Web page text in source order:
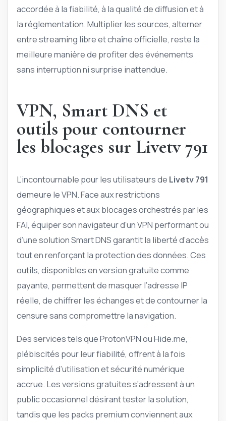
accordée à la fiabilité, à la qualité de diffusion et à
la réglementation. Multiplier les sources, alterner
entre streaming libre et chaîne officielle, reste la
meilleure manière de profiter des événements
sans interruption ni surprise inattendue.
VPN, Smart DNS et
outils pour contourner
les blocages sur Livetv 791
L’incontournable pour les utilisateurs de Livetv 791
demeure le VPN. Face aux restrictions
géographiques et aux blocages orchestrés par les
FAI, équiper son navigateur d’un VPN performant ou
d’une solution Smart DNS garantit la liberté d’accès
tout en renforçant la protection des données. Ces
outils, disponibles en version gratuite comme
payante, permettent de masquer l’adresse IP
réelle, de chiffrer les échanges et de contourner la
censure sans compromettre la navigation.
Des services tels que ProtonVPN ou Hide.me,
plébiscités pour leur fiabilité, offrent à la fois
simplicité d’utilisation et sécurité numérique
accrue. Les versions gratuites s’adressent à un
public occasionnel désirant tester la solution,
tandis que les packs premium conviennent aux